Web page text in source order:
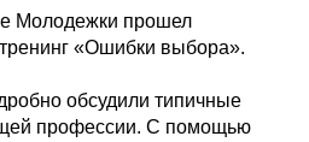
Молодежки прошел
«Ошибки выбора».
обсудили типичные
профессии. С помощью